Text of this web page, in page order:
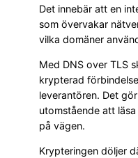
Det innebär att en
som övervakar
vilka domäner
Med DNS over TLS
krypterad
leverantören. Det
utomstående att
på vägen.
Krypteringen döljer